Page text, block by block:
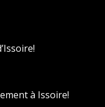
à Issoire!